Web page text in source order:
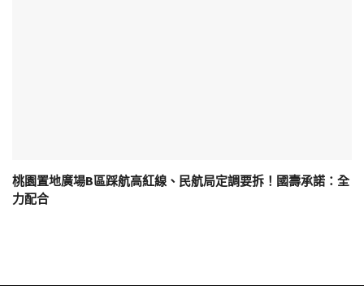
桃園置地廣場B區踩航高紅線、民航局定調要拆！國壽承諾：全
力配合